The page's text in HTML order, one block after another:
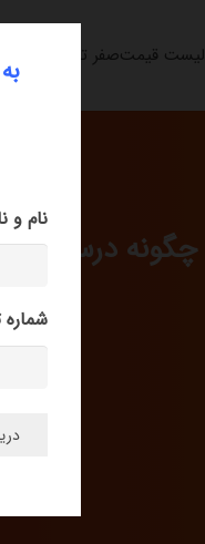
لیست قیمتصفر تا صد
چگونه درس
حرف آخر
نام و